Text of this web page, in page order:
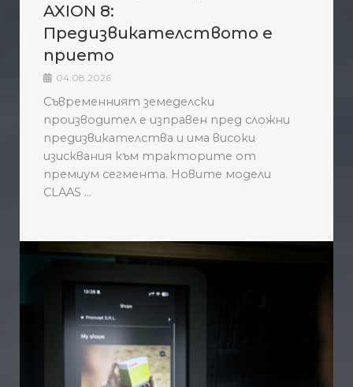
AXION 8:
Предизвикателството е
прието
04.08.2026
Съвременният земеделски
производител е изправен пред сложни
предизвикателства и има високи
изисквания към тракторите от
премиум сегмента. Новите модели
CLAAS ...